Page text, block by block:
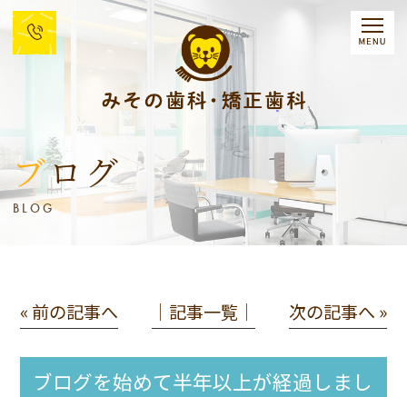
ブログ
BLOG
« 前の記事へ │記事一覧│ 次の記事へ »
ブログを始めて半年以上が経過しまし